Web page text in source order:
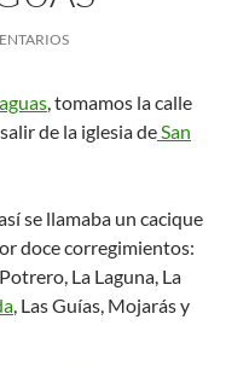
, tomamos la calle
de la iglesia de San
se llamaba un cacique
doce corregimientos:
La Laguna, La
, Las Guías, Mojarás y